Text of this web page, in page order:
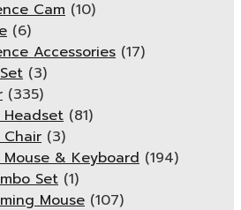
Cam (10)
(6)
Accessories (17)
(3)
(335)
Headset (81)
(3)
Mouse & Keyboard (194)
Set (1)
Mouse (107)